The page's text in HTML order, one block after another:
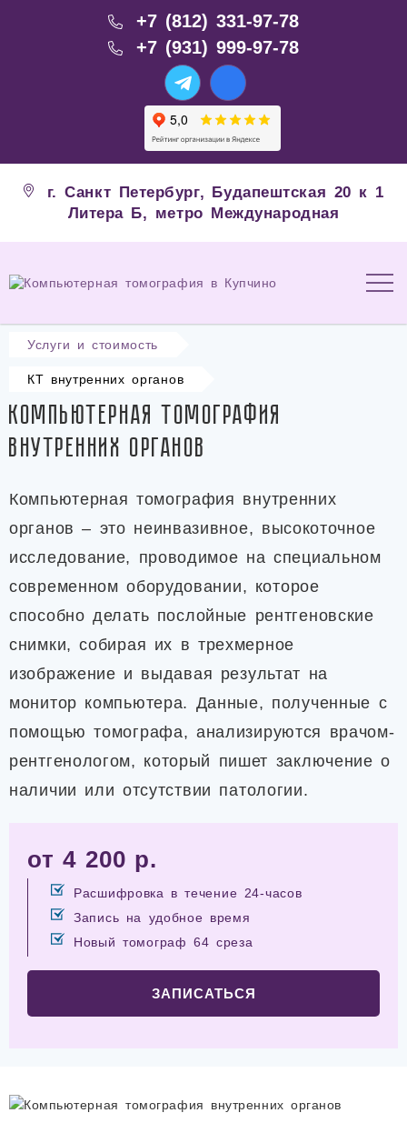
+7 (812) 331-97-78
+7 (931) 999-97-78
г. Санкт Петербург, Будапештская 20 к 1
Литера Б, метро Международная
Услуги и стоимость
КТ внутренних органов
Компьютерная томография
внутренних органов
Компьютерная томография внутренних
органов – это неинвазивное, высокоточное
исследование, проводимое на специальном
современном оборудовании, которое
способно делать послойные рентгеновские
снимки, собирая их в трехмерное
изображение и выдавая результат на
монитор компьютера. Данные, полученные с
помощью томографа, анализируются врачом-
рентгенологом, который пишет заключение о
наличии или отсутствии патологии.
от 4 200 р.
Расшифровка в течение 24-часов
Запись на удобное время
Новый томограф 64 среза
ЗАПИСАТЬСЯ